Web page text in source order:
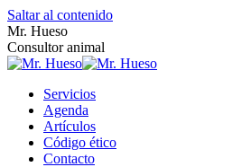
Saltar al contenido
Mr. Hueso
Consultor animal
Servicios
Agenda
Artículos
Código ético
Contacto